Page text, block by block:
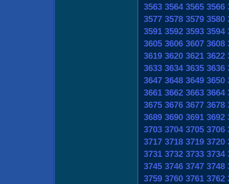
3563 3564 3565 3566
3577 3578 3579 3580
3591 3592 3593 3594
3605 3606 3607 3608
3619 3620 3621 3622
3633 3634 3635 3636
3647 3648 3649 3650
3661 3662 3663 3664
3675 3676 3677 3678
3689 3690 3691 3692
3703 3704 3705 3706
3717 3718 3719 3720
3731 3732 3733 3734
3745 3746 3747 3748
3759 3760 3761 3762